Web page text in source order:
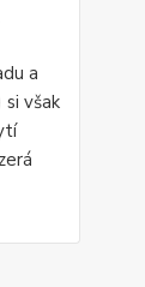
a
však